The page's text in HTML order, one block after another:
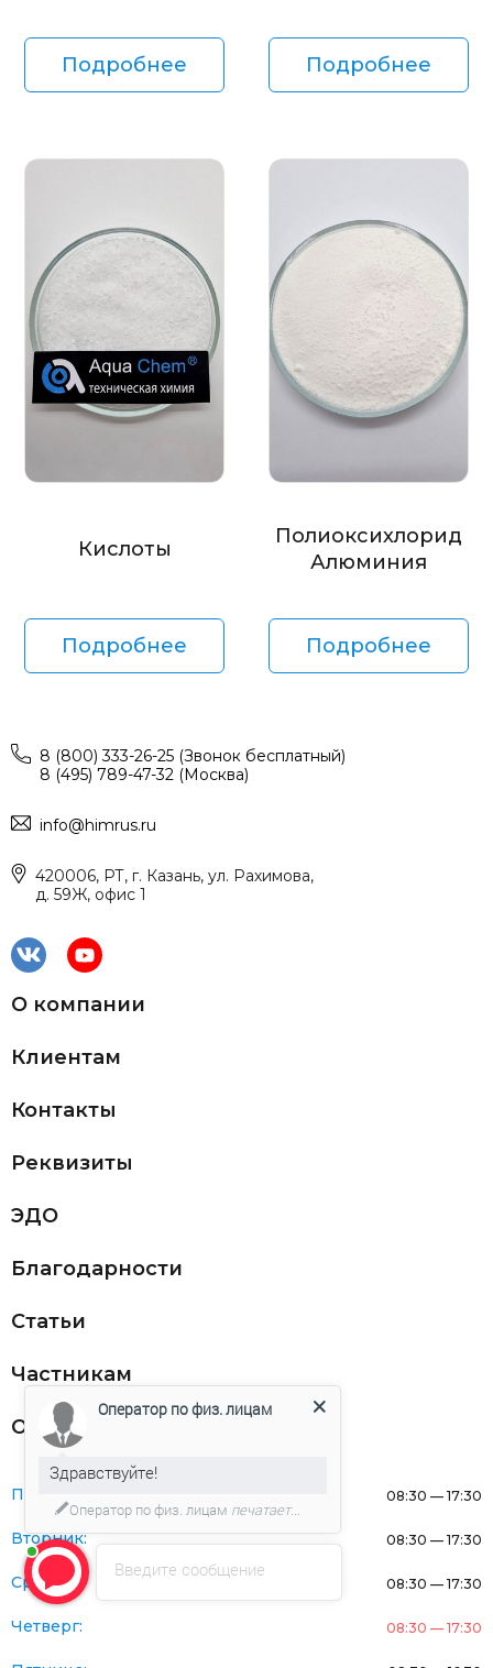
Подробнее Подробнее
Кислоты
Подробнее
Полиоксихлорид
Алюминия
Подробнее
8 (800) 333-26-25 (Звонок бесплатный)
8 (495) 789-47-32 (Москва)
info@himrus.ru
420006, РТ, г. Казань, ул. Рахимова,
д. 59Ж, офис 1
О компании
Клиентам
Контакты
Реквизиты
ЭДО
Благодарности
Статьи
Частникам
Оферта
Понедельник: 08:30 — 17:30
Вторник: 08:30 — 17:30
Среда: 08:30 — 17:30
Четверг: 08:30 — 17:30
Введите сообщение
Оператор по физ. лицам
Здравствуйте!
Оператор по физ. лицам печатает...